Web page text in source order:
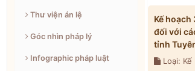
Thư viện án lệ
Góc nhìn pháp lý
Infographic pháp luật
Kế
đối với
tỉnh
Loại: